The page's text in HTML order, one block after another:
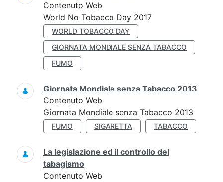
Contenuto Web
World No Tobacco Day 2017
WORLD TOBACCO DAY
GIORNATA MONDIALE SENZA TABACCO
FUMO
Giornata Mondiale senza Tabacco 2013
Contenuto Web
Giornata Mondiale senza Tabacco 2013
FUMO SIGARETTA TABACCO
La legislazione ed il controllo del
tabagismo
Contenuto Web